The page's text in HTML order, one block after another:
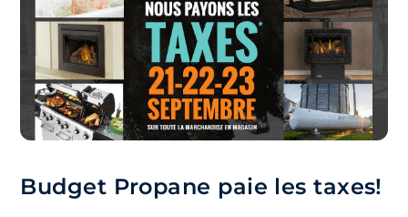
Budget Propane paie les taxes!